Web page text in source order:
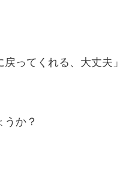
ってくれる、大丈夫」
か？